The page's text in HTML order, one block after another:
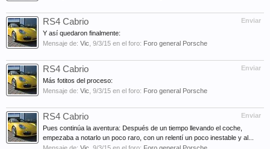
Enviar
RS4 Cabrio
Y así quedaron finalmente:
Mensaje de: Vic 9/3/15 en el foro: Foro general Porsche
Enviar
RS4 Cabrio
Más fotitos del proceso:
Mensaje de: Vic 9/3/15 en el foro: Foro general Porsche
Enviar
RS4 Cabrio
Pues continúa la aventura: Después de un tiempo llevando el coche,
empezaba a notarlo un poco raro, con un relentí un poco inestable y al...